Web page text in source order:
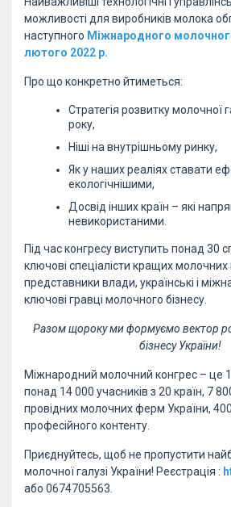
можливості для виробників молока
наступного Міжнародного
лютого 2022 р.
Про що конкретно йтиметься:
Стратегія розвитку молочної
року,
Ніші на внутрішньому ринку,
Як у наших реаліях ставати
екологічнішими,
Досвід інших країн – які
невикористаними.
Під час конгресу виступить понад 30
ключові спеціалісти кращих молочних
представники влади, українські і
ключові гравці молочного бізнесу.
Разом щороку ми формуємо вектор
бізнесу України!
Міжнародний молочний конгрес – це
понад 14 000 учасників з 20 країн, 7
провідних молочних ферм України,
професійного контенту.
Приєднуйтесь, щоб не пропустити
молочної галузі України! Реєстрація :
або 0674705563.